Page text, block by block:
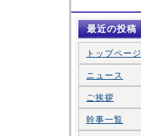
最近の投稿
トップページ
ニュース
ご挨拶
幹事一覧